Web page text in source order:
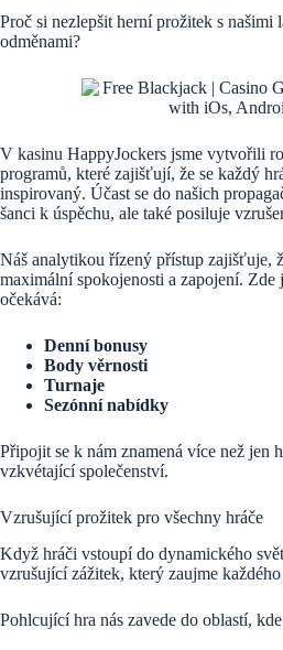
Proč si nezlepšit herní prožitek s našimi
odměnami?
V kasinu HappyJockers jsme vytvořili
programů, které zajišťují, že se každý
inspirovaný. Účast se do našich
šanci k úspěchu, ale také posiluje
Náš analytikou řízený přístup zajišťuje,
maximální spokojenosti a zapojení. Zde
očekává:
Denní bonusy
Body věrnosti
Turnaje
Sezónní nabídky
Připojit se k nám znamená více než jen
vzkvétající společenství.
Vzrušující prožitek pro všechny hráče
Když hráči vstoupí do dynamického
vzrušující zážitek, který zaujme
Pohlcující hra nás zavede do oblastí,